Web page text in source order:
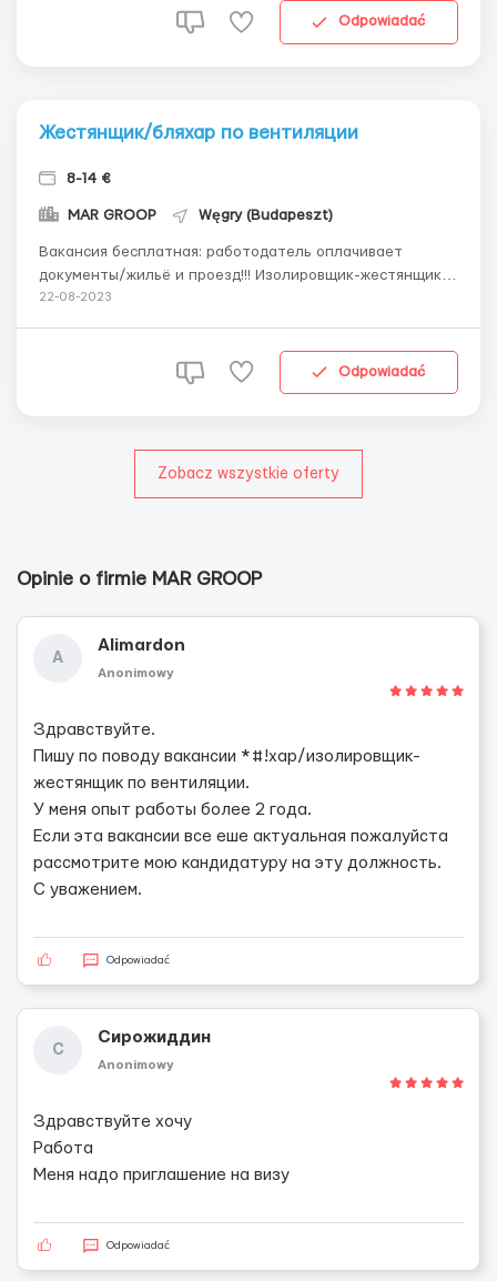
(Бельгия,Финляндия,Германия,Швеция ) 📍Выезды с
Odpowiadać
Жестянщик/бляхар по вентиляции
8-14 €
MAR GROOP Węgry (Budapeszt)
Вакансия бесплатная: работодатель оплачивает
документы/жильё и проезд!!! Изолировщик-жестянщик
(Бельгия,Финляндия ) Информация о месте
часов в неделю) Зарплата: 8-14€/час, в з...
22-08-2023
Odpowiadać
Zobacz wszystkie oferty
Opinie o firmie MAR GROOP
A
Alimardon
Anonimowy
Здравствуйте.
Пишу по поводу вакансии *#!хар/изолировщик-
жестянщик по вентиляции.
У меня опыт работы более 2 года.
Если эта вакансии все еше актуальная пожалуйста
рассмотрите мою кандидатуру на эту должность.
С уважением.
Odpowiadać
С
Сирожиддин
Anonimowy
Здравствуйте хочу
Работа
Меня надо приглашение на визу
Odpowiadać